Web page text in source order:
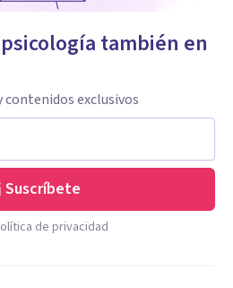
también en
exclusivos
Suscríbete
de privacidad